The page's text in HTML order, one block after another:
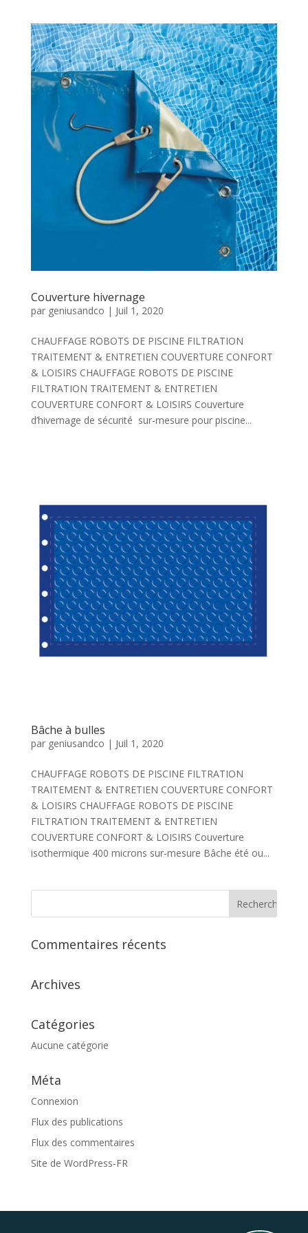
Couverture hivernage
par geniusandco | Juil 1, 2020
CHAUFFAGE ROBOTS DE PISCINE FILTRATION
TRAITEMENT & ENTRETIEN COUVERTURE CONFORT
& LOISIRS CHAUFFAGE ROBOTS DE PISCINE
FILTRATION TRAITEMENT & ENTRETIEN
COUVERTURE CONFORT & LOISIRS Couverture
d’hivernage de sécurité sur-mesure pour piscine...
Bâche à bulles
par geniusandco | Juil 1, 2020
CHAUFFAGE ROBOTS DE PISCINE FILTRATION
TRAITEMENT & ENTRETIEN COUVERTURE CONFORT
& LOISIRS CHAUFFAGE ROBOTS DE PISCINE
FILTRATION TRAITEMENT & ENTRETIEN
COUVERTURE CONFORT & LOISIRS Couverture
isothermique 400 microns sur-mesure Bâche été ou...
Commentaires récents
Archives
Catégories
Aucune catégorie
Méta
Connexion
Flux des publications
Flux des commentaires
Site de WordPress-FR